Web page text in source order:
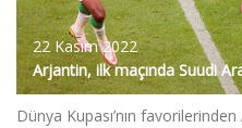
22 Kasım 2022
Arjantin, ilk maçında Suudi
Dünya Kupası’nın